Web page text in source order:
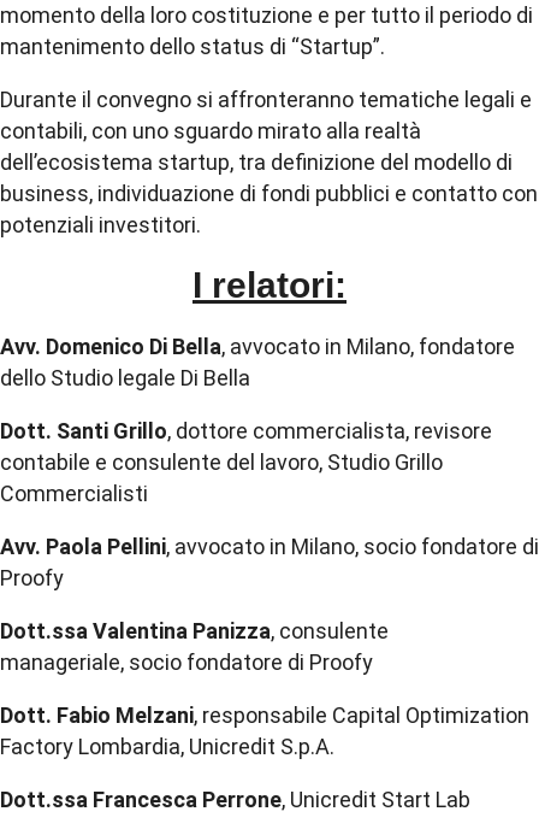
momento della loro costituzione e per tutto il periodo di
mantenimento dello status di “Startup”.
Durante il convegno si affronteranno tematiche legali e
contabili, con uno sguardo mirato alla realtà
dell’ecosistema startup, tra definizione del modello di
business, individuazione di fondi pubblici e contatto con
potenziali investitori.
I relatori:
Avv. Domenico Di Bella, avvocato in Milano, fondatore
dello Studio legale Di Bella
Dott. Santi Grillo, dottore commercialista, revisore
contabile e consulente del lavoro, Studio Grillo
Commercialisti
Avv. Paola Pellini, avvocato in Milano, socio fondatore di
Proofy
Dott.ssa Valentina Panizza, consulente
manageriale, socio fondatore di Proofy
Dott. Fabio Melzani, responsabile Capital Optimization
Factory Lombardia, Unicredit S.p.A.
Dott.ssa Francesca Perrone, Unicredit Start Lab